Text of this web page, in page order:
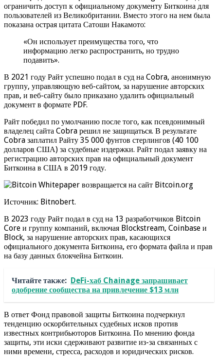
ограничить доступ к официальному документу Биткоина для
пользователей из Великобритании. Вместо этого на нем была
показана острая цитата Сатоши Накамото:
«Он использует преимущества того, что
информацию легко распространить, но трудно
подавить».
В 2021 году Райт успешно подал в суд на Cobra, анонимную
группу, управляющую веб-сайтом, за нарушение авторских
прав, и веб-сайту было приказано удалить официальный
документ в формате PDF.
Райт победил по умолчанию после того, как псевдонимный
владелец сайта Cobra решил не защищаться. В результате
Cobra заплатил Райту 35 000 фунтов стерлингов (40 100
долларов США) за судебные издержки. Райт подал заявку на
регистрацию авторских прав на официальный документ
Биткоина в США в 2019 году.
Источник: Bitnobert.
В 2023 году Райт подал в суд на 13 разработчиков Bitcoin
Core и группу компаний, включая Blockstream, Coinbase и
Block, за нарушение авторских прав, касающихся
официального документа Биткоина, его формата файла и прав
на базу данных блокчейна Биткоин.
Читайте также: DeFi-хаб Chainage запрашивает
одобрение сообщества на привлечение $13 млн
В ответ Фонд правовой защиты Биткоина подчеркнул
тенденцию оскорбительных судебных исков против
известных контрибьюторов Биткоина. По мнению фонда
защиты, эти иски сдерживают развитие из-за связанных с
ними времени, стресса, расходов и юридических рисков.